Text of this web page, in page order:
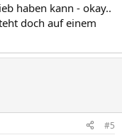
haben kann - okay..
doch auf einem
#5